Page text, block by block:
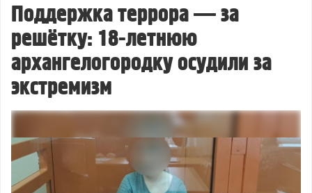
Поддержка террора — за
решётку: 18-летнюю
архангелогородку осудили за
экстремизм